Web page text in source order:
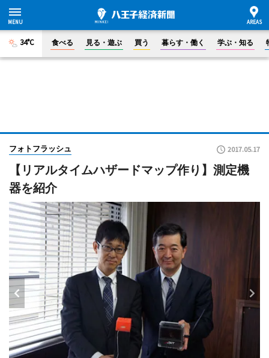
34°C 食べる 見る・遊ぶ 買う 暮らす・働く 学ぶ・知る
フォトフラッシュ 2017.05.17
【リアルタイムハザードマップ作り】測定機
器を紹介